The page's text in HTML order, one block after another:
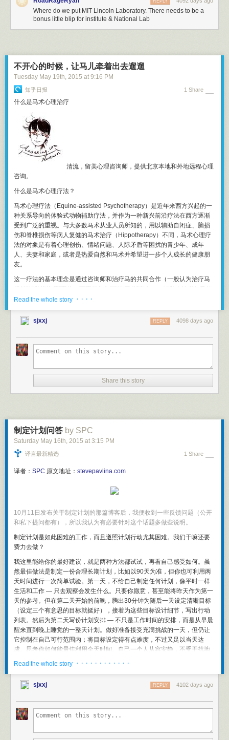
吗？或者心甘情愿地给机器人当宠物吗？
这就到了我要说的下一个阶段，人得靠创造新知识来赚钱。机器人会的所
人的一个任务是打破常规。近年美国总统选举越来越强调大数据的作用，
候选人举手投足都试图合乎机器的要求，处处循规蹈矩地满足选民，结果
选民也厌倦了。现在横空出世的共和党候选人川普却不按常理出牌，以性
吃。但那一刻我感觉她身上充满了人性的光辉。
不过机器人并非就不能创新。机器人可以用组合、进化、甚至穷举的方法
创造一系列新东西，一一比较性能，再选拔其中有价值的推出来。这不需
要奇思妙想，这是纯暴力破解。在工业材料和制药业中，这种创新方式非
常常见。这个，人比不了。
机器人也可以生成一大堆新的诗句和歌词，只不过这时候它无法判断哪句
最好听。
因为只有人才能判断。人的喜好，可能是一个特别难以用机械化的方式琢
磨的东西，有很多人试图用数据分析的方法预测哪个电影剧情能大卖，结
果都不太成功。
所以人的第二个任务就是表达自己的好恶。你的任何情感流露，哪怕是一
条微博一个点赞，对机器人来说都是弥足珍贵的，这也是一种创新。哪怕
你看完一个报道之后在评论区开骂，哪怕骂得毫无营养，也能帮助机器人
了解此时此地的人类。
我不敢肯定给机器人当受试者能有多赚钱。但表达感情宣布自己喜欢什
服务而不是相反的主权宣示。
过去，说一个人的大脑像电脑是夸他；将来，说人脑像电脑可能是骂人。
在机器人时代，我们要想的是怎么让自己更像一个“人”，而不要追求像电
脑！崇拜电脑，是人类历史上非常短暂的文化。
我在本文中用到了一些从网上取得的现成知识，可以说机器人对本文有所
索引擎中搜索到，所以我敢说这篇文章机器人写不出来，所以我敢拿稿
……或者，至少现在它们还写不出来。
[1] 这方面的详细报道，参加《连线》杂志，Can an Algorithm Write a
Better News Story Than a Human Reporter? Steven Levy, 04.24.12.
REPLY
Where do we put MIT Lincoln Laboratory. There needs to be a
bonus little blip for institute & National Lab
不开心的时候，让马儿牵着出去遛遛
Tuesday May 19th, 2015 at 9:16 PM
知乎日报 1 Share
什么是马术心理治疗
清流， 留美心理咨询师，提供北京本地和外地远程心理
咨询。
什么是马术心理疗法？
马术心理疗法（Equine-assisted Psychotherapy）是近年来西方兴起的一
种关系导向的体验式动物辅助疗法 ，并作为一种新兴前沿疗法在西方逐渐
受到广泛的重视。与大多数马术从业人员所知的，用以辅助自闭症、脑损
伤和脊椎损伤等病人复健的马术治疗（Hippotherapy）不同，马术心理疗
法的对象是有着心理创伤、情绪问题、人际矛盾等困扰的青少年、成年
人、夫妻和家庭，或者是热爱自然和马术并希望进一步个人成长的健康朋
友。
这一疗法的基本理念是通过咨询师和治疗马的共同合作（一般认为治疗马
关系及体验，以此来加深来访者对自身关系模式的觉察和了解，帮来访者
尝试学习和建立与自身和与他人健康的关系模式，并在这样稳定互信的关
系的基础上，催生来访者日常生活各个领域中的改变。
工作和骑乘活动，来发展来访者在非言语沟通、问题解决、领导力、团队
协作等方面的技能。并通过建立来访者与马之间的关系，帮助来访者体验
询，马术经验丰富的咨询师会带领来访者熟悉马匹、学会沟通、进入状
态。
马术心理疗法的应用范围？
也可以与其他类型的疗法混用，作为在中长程疗法中间穿插的独立或辅助
急性和慢性的心理创伤疗愈（包括性侵犯、车祸、长期言语情感暴力等）
常见的情绪管理问题（如焦虑、抑郁、愤怒、冲动等）
人际沟通、亲密关系、社交障碍和依恋问题
自信、自尊、自律、安全感、责任心等个人问题
青少年的注意力不集中、行为不良或暴力倾向等
婚姻和家庭中的沟通问题或创伤性事件（如离婚、丧偶、重症、残疾等）
另外，马术心理疗法也可以应用于团体咨询及拓展训练方面，一般主要以
依恋问题、人际沟通和领导力训练几个方面为主。
马是如何帮助来访者心理疗愈的？
相比猫、狗、牛、羊等其他动物，马具有许多作为心理治疗动物的先天优
势：
作为被猎食的动物，马天生具有觉察其他生物意图的能力，因而能立刻对
察，加深对自己的特点和模式的了解。
马是注重社会关系的群居动物，生活在与人类家庭结构类似的种群中，并
出于自身安全需要随时随地在寻求与其他生命的接触、关系与领导。通过
系去。
非头脑中，要与它们建立关系，来访者就要接受挑战，尝试时刻觉察自己
Read the whole story · · · ·
sjxxj 4098 days ago
REPLY
Share this story
制定计划问答 by SPC
Saturday May 16th, 2015 at 3:15 PM
译言最新精选 1 Share
译者： SPC 原文地址： stevepavlina.com
10月11日发布关于制定计划 的那篇博客后，我便收到一些反馈问题（公开
和私下提问都有），所以我认为有必要针对这个话题多做些说明。
制定计划是如此困难的工作，而且遵照计划行动尤其困难。我们干嘛还要
费力去做？
我这里能给你的最好建议，就是两种方法都试试，再看自己感受如何。虽
然最佳做法是制定一份合理长期计划，比如以90天为准，但你也可利用两
天时间进行一次简单试验。第一天，不给自己制定任何计划，像平时一样
生活和工作 — 只去观察会发生什么。只要你愿意，甚至能将昨天作为第一
天的参考。但在第二天开始的前晚，腾出30分钟为随后一天设定清晰目标
（设定三个有意思的目标就挺好），接着为这些目标设计细节，写出行动
列表。然后为第二天写份计划安排 — 不只是工作时间的安排，而是从早晨
醒来直到晚上睡觉的一整天计划。做好准备接受充满挑战的一天，但仍让
它控制在自己可行范围内；将目标设定得有点难度，不过又足以当天达
成。思考你如何能最佳利用全天时间。自己一个人从容安静，不受干扰地
按照这样过完第一天和第二天后，你再决定自己更喜欢哪种生活。你可以
每天的生活感受从1到10给出评分。想想若分别按照第一和第二种方式生活
365天后，自己会抵达何处。请注意我们对最终回答不持正确与否的论断。
你在第二天很可能经历的是，事情并未总按计划进行。这很正常。即使当
Read the whole story · · · · · · · · · · · ·
sjxxj 4102 days ago
REPLY